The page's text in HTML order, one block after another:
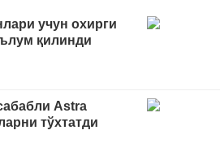
учун охирги
қилинди
Astra
тўхтатди